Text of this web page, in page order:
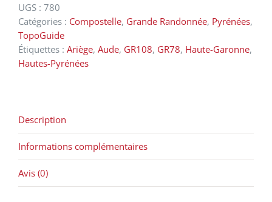
du
piémont
pyrénéen
-
GR®
UGS : 780
Catégories : Compostelle, Grande Randonnée, Pyrénées,
TopoGuide
Étiquettes : Ariège, Aude, GR108, GR78, Haute-Garonne,
Hautes-Pyrénées
Description
Informations complémentaires
Avis (0)